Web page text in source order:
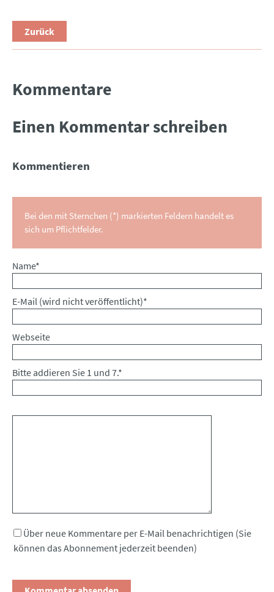
Zurück
Kommentare
Einen Kommentar schreiben
Kommentieren
Bei den mit Sternchen (*) markierten Feldern handelt es
sich um Pflichtfelder.
Pflichtfeld
Name*
Pflichtfeld
E-Mail (wird nicht veröffentlicht)*
Webseite
Bitte addieren Sie 1 und 7.*
Über neue Kommentare per E-Mail benachrichtigen (Sie
können das Abonnement jederzeit beenden)